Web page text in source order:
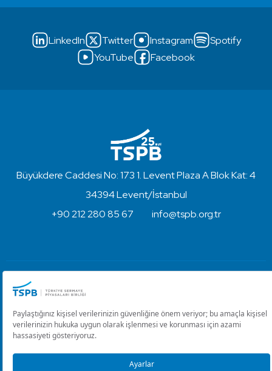
LinkedIn Twitter Instagram
Spotify
YouTube
Facebook
Büyükdere Caddesi No: 173 1. Levent Plaza A Blok Kat: 4
34394 Levent/İstanbul
+90 212 280 85 67
info@tspb.org.tr
Kullanım Koşulları ve Gizlilik
Çerez Ayarlarını Düzenle